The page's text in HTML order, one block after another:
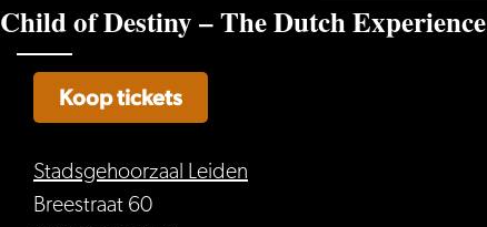
Child of Destiny – The Dutch Experience
Stadsgehoorzaal Leiden
Breestraat 60
Koop tickets